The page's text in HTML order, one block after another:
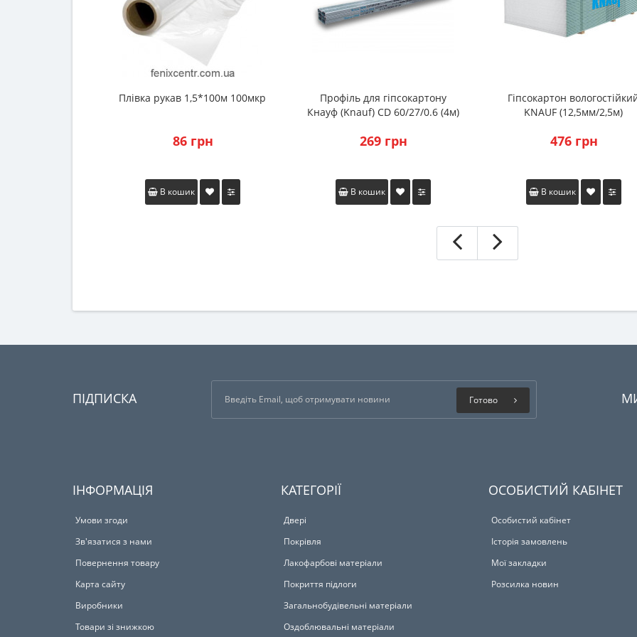
Плівка рукав 1,5*100м 100мкр
86 грн
В кошик
Профіль для гіпсокартону
Кнауф (Knauf) CD 60/27/0.6 (4м)
269 грн
В кошик
Гіпсокартон
KNAUF (12,5мм/2,5м)
476 грн
В кошик
ПІДПИСКА Готово
ІНФОРМАЦІЯ
Умови згоди
Зв'язатися з нами
Повернення товару
Карта сайту
Виробники
Товари зі знижкою
КАТЕГОРІЇ
Двері
Покрівля
Лакофарбові матеріали
Покриття підлоги
Загальнобудівельні матеріали
Оздоблювальні матеріали
ОСОБИСТИЙ КАБІНЕТ
Особистий кабінет
Історія замовлень
Мої закладки
Розсилка новин